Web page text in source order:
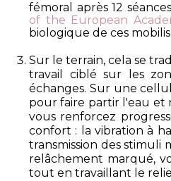
fémoral après 12
of the European
biologique de ces
Sur le terrain, cela se
travail ciblé sur les
échanges. Sur une
pour faire partir l'eau et
vous renforcez
confort : la vibration à
transmission des stimuli
relâchement marqué,
tout en travaillant le